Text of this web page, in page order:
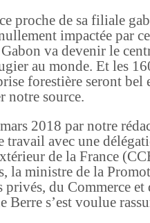
proche de sa filiale
impactée par
va devenir le
au monde. Et les
forestière seront bel
notre source.
2018 par notre
travail avec une
de la France
la ministre de la
privés, du Commerce et
Berre s’est voulue